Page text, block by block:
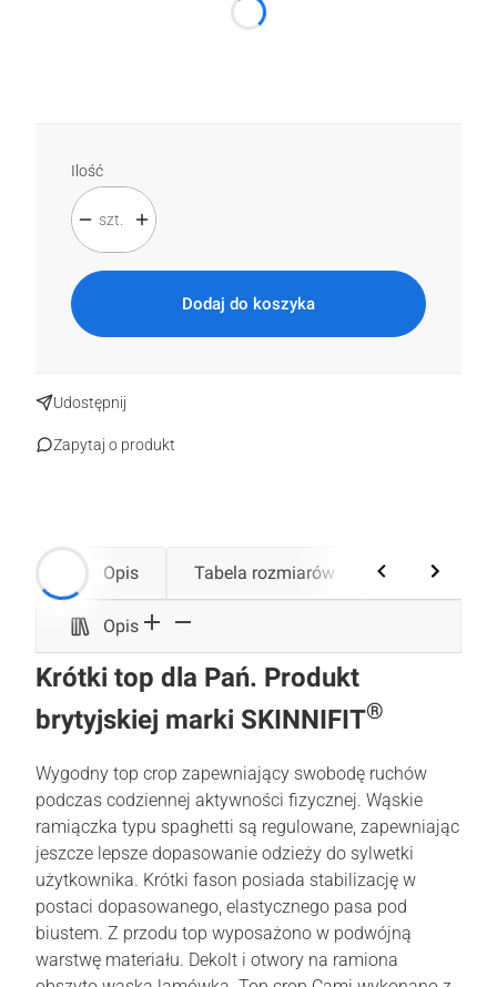
Ilość
szt.
Dodaj do koszyka
Udostępnij
Zapytaj o produkt
Opis Tabela rozmiarów Galeria
Opis
Krótki top dla Pań. Produkt
brytyjskiej marki SKINNIFIT®
Wygodny top crop zapewniający swobodę ruchów
podczas codziennej aktywności fizycznej. Wąskie
ramiączka typu spaghetti są regulowane, zapewniając
jeszcze lepsze dopasowanie odzieży do sylwetki
użytkownika. Krótki fason posiada stabilizację w
postaci dopasowanego, elastycznego pasa pod
biustem. Z przodu top wyposażono w podwójną
warstwę materiału. Dekolt i otwory na ramiona